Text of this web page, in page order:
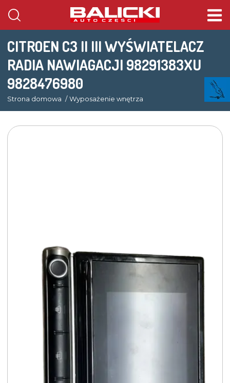
CITROEN C3 II III WYŚWIATELACZ
RADIA NAWIAGACJI 98291383XU
9828476980
Strona domowa Wyposażenie wnętrza